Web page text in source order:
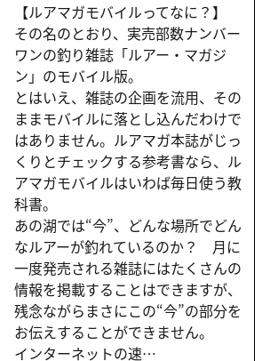
【ルアマガモバイルってなに？】
その名のとおり、実売部数ナンバー
ワンの釣り雑誌「ルアー・マガジ
ン」のモバイル版。
とはいえ、雑誌の企画を流用、その
ままモバイルに落とし込んだわけで
はありません。ルアマガ本誌がじっ
くりとチェックする参考書なら、ル
アマガモバイルはいわば毎日使う教
科書。
あの湖では“今”、どんな場所でどん
なルアーが釣れているのか？ 月に
一度発売される雑誌にはたくさんの
情報を掲載することはできますが、
残念ながらまさにこの“今”の部分を
お伝えすることができません。
インターネットの速…